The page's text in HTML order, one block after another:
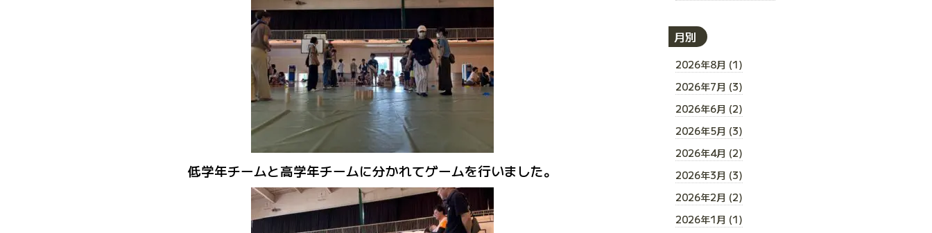
低学年チームと高学年チームに分かれてゲームを行いました。
月別
2026年8月 (1)
2026年7月 (3)
2026年6月 (2)
2026年5月 (3)
2026年4月 (2)
2026年3月 (3)
2026年2月 (2)
2026年1月 (1)